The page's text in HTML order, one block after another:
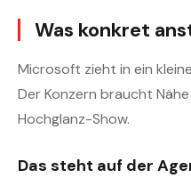
Was konkret
Microsoft zieht in ein
Der Konzern braucht
Hochglanz-Show.
Das steht auf der